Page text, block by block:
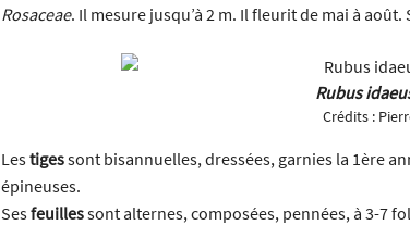
Nos
Nous
Actualités
Rosaceae. Il mesure jusqu’à 2 m. Il fleurit de mai à
Rubus
Crédits :
Lestigessont bisannuelles, dressées, garnies la 1ère
épineuses.
Sesfeuillessont alternes, composées, pennées, à 3-7